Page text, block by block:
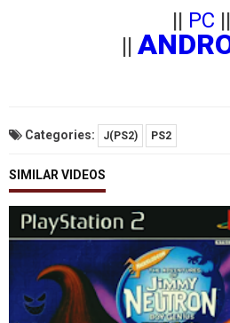
|| PC ||
Categories: J(PS2) PS2
SIMILAR VIDEOS